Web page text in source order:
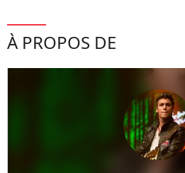
À PROPOS DE